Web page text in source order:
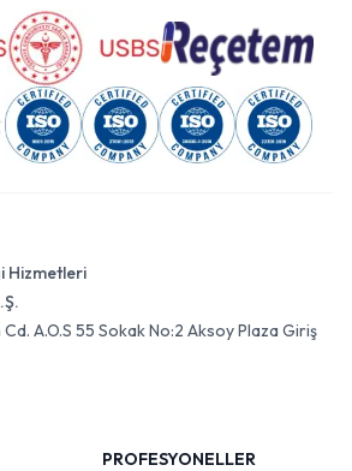
Hizmetleri
A.O.S 55 Sokak No:2 Aksoy Plaza Giriş
PROFESYONELLER